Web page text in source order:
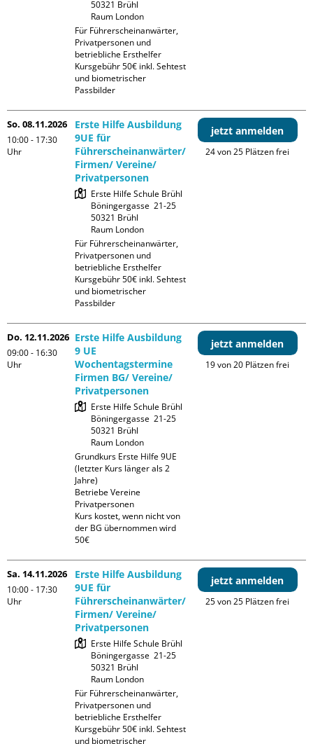
50321 Brühl
Raum London
Für Führerscheinanwärter,
Privatpersonen und
betriebliche Ersthelfer
Kursgebühr 50€ inkl. Sehtest
und biometrischer
Passbilder
So. 08.11.2026
10:00 - 17:30
Uhr
Erste Hilfe Ausbildung
9UE für
Führerscheinanwärter/
Firmen/ Vereine/
Privatpersonen
Erste Hilfe Schule Brühl
Böningergasse  21-25
50321 Brühl
Raum London
Für Führerscheinanwärter,
Privatpersonen und
betriebliche Ersthelfer
Kursgebühr 50€ inkl. Sehtest
und biometrischer
Passbilder
jetzt anmelden
24 von 25 Plätzen frei
Do. 12.11.2026
09:00 - 16:30
Uhr
Erste Hilfe Ausbildung
9 UE
Wochentagstermine
Firmen BG/ Vereine/
Privatpersonen
Erste Hilfe Schule Brühl
Böningergasse  21-25
50321 Brühl
Raum London
Grundkurs Erste Hilfe 9UE
(letzter Kurs länger als 2
Jahre)
Betriebe Vereine
Privatpersonen
Kurs kostet, wenn nicht von
der BG übernommen wird
50€
jetzt anmelden
19 von 20 Plätzen frei
Sa. 14.11.2026
10:00 - 17:30
Uhr
Erste Hilfe Ausbildung
9UE für
Führerscheinanwärter/
Firmen/ Vereine/
Privatpersonen
Erste Hilfe Schule Brühl
Böningergasse  21-25
50321 Brühl
Raum London
Für Führerscheinanwärter,
Privatpersonen und
betriebliche Ersthelfer
Kursgebühr 50€ inkl. Sehtest
und biometrischer
jetzt anmelden
25 von 25 Plätzen frei